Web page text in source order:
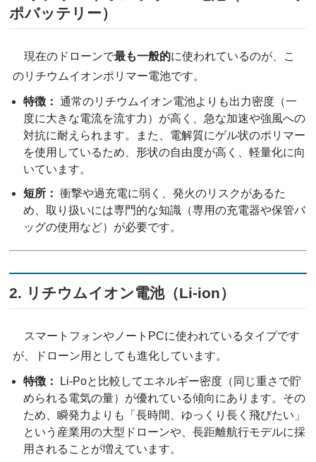
ポバッテリー）
現在のドローンで最も一般的に使われているのが、こ
のリチウムイオンポリマー電池です。
特徴： 通常のリチウムイオン電池よりも出力密度（一
度に大きな電流を流す力）が高く、急な加速や強風への
対抗に耐えられます。また、電解質にゲル状のポリマー
を使用しているため、形状の自由度が高く、軽量化に向
いています。
短所： 衝撃や過充電に弱く、発火のリスクがあるた
め、取り扱いには専門的な知識（専用の充電器や保管バ
ッグの使用など）が必要です。
2. リチウムイオン電池（Li-ion）
スマートフォンやノートPCに使われているタイプです
が、ドローン用としても進化しています。
特徴：
Li-Poと比較してエネルギー密度（同じ重さで貯
められる電気の量）が優れている傾向にあります。その
ため、瞬発力よりも「長時間、ゆっくり長く飛びたい」
という産業用の大型ドローンや、長距離航行モデルに採
用されることが増えています。